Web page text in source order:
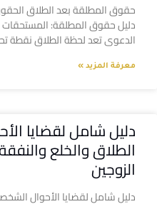
حقوق المطلقة بعد الطلاق
دليل حقوق المطلقة: المستحقات
الدعوى تعد لحظة الطلاق نقطة
معرفة المزيد »
دليل شامل لقضايا
الطلاق والخلع
الزوجين
دليل شامل لقضايا الأحوال